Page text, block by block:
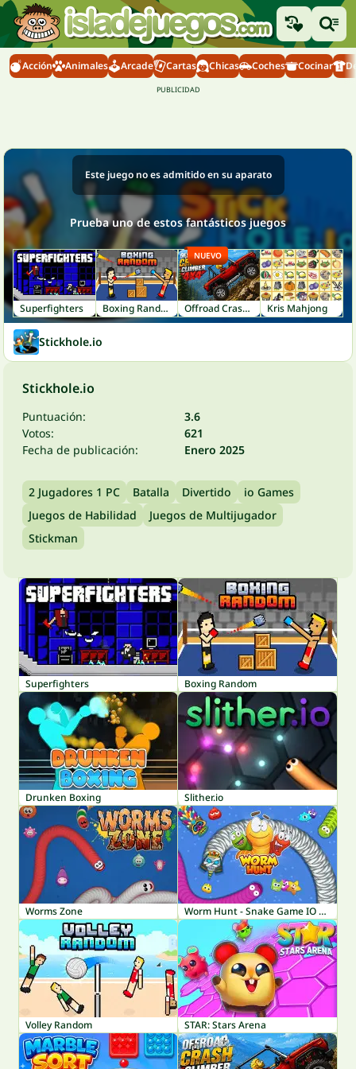
Acción Animales Arcade Cartas Chicas Coches Cocinar
Este juego no es admitido en su aparato
Prueba uno de estos fantásticos juegos
Superfighters Boxing Random Offroad Crash Climber 4X4
NUEVO
Kris Mahjong
Stickhole.io
Stickhole.io
Puntuación:
3.6
Votos:
621
Fecha de publicación:
Enero 2025
2 Jugadores 1 PC Batalla Divertido
io Games
Juegos de Habilidad
Juegos de Multijugador
Stickman
Superfighters Boxing Random
Drunken Boxing Slither.io
Worms Zone Worm Hunt - Snake Game IO Zone
Volley Random STAR: Stars Arena